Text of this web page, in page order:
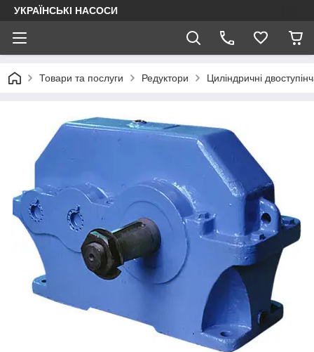
УКРАЇНСЬКІ НАСОСИ
Товари та послуги Редуктори Циліндричні